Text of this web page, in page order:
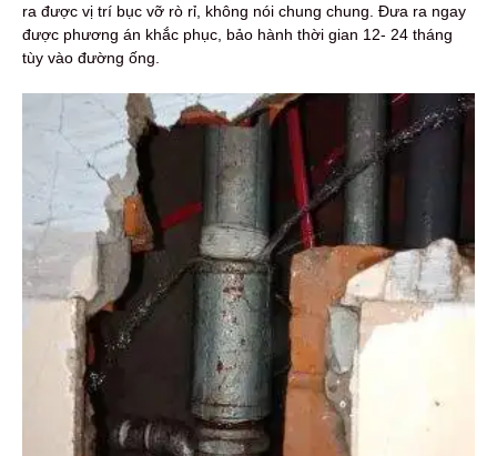
ra được vị trí bục vỡ rò rỉ, không nói chung chung. Đưa ra ngay
được phương án khắc phục, bảo hành thời gian 12- 24 tháng
tùy vào đường ống.